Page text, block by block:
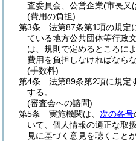
査委員会、公営企業(市長又
(費用の負担)
第3条
法第87条第1項の規定
ている地方公共団体等行政
は、規則で定めるところに
費用を負担しなければならな
(手数料)
第4条
法第89条第2項に規定
する。
(審査会への諮問)
第5条
実施機関は、 次の各号
いて、個人情報の適正な取
見に基づく意見を聴くこと